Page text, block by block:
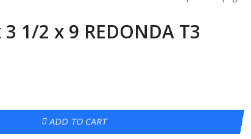
1/2 x 9 REDONDA T3
ADD TO CART